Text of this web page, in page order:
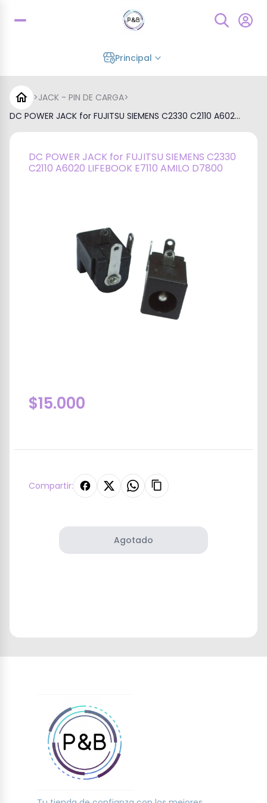
Principal
>JACK - PIN DE CARGA>
DC POWER JACK for FUJITSU SIEMENS C2330 C2110 A602...
DC POWER JACK for FUJITSU SIEMENS C2330
C2110 A6020 LIFEBOOK E7110 AMILO D7800
$15.000
Compartir:
Agotado